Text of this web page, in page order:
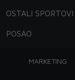
OSTALI SPORTOVI
POSAO
MARKETING